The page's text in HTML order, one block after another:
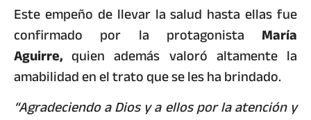
Este empeño de llevar la salud hasta ellas fue
confirmado por la protagonista María
Aguirre,quien además valoró altamente la
amabilidad en el trato que se les ha brindado.
“Agradeciendo a Dios y a ellos por la atención y